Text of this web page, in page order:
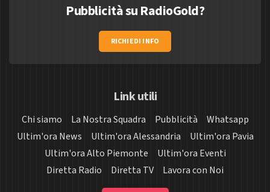
Pubblicità su RadioGold?
RICHIEDI INFO
Link utili
Chi siamo La Nostra Squadra Pubblicità
Whatsapp
Ultim'ora News
Ultim'ora Alessandria
Ultim'ora Pavia
Ultim'ora Alto Piemonte
Ultim'ora Eventi
Diretta Radio
Diretta TV Lavora con Noi